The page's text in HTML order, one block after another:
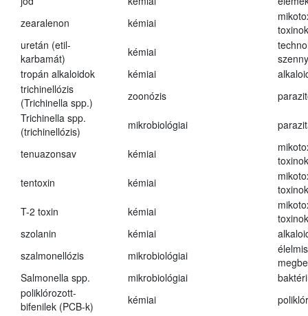
zearalenon
kémiai
toxinok
uretán (etil-
karbamát)
kémiai
tropán alkaloidok
kémiai
trichinellózis
(Trichinella spp.)
zoonózis
Trichinella spp.
(trichinellózis)
mikrobiológiai
tenuazonsav kémiai
toxinok
tentoxin
kémiai
toxinok
T-2 toxin
kémiai
toxinok
szolanin
kémiai
szalmonellózis
mikrobiológiai
Salmonella spp.
mikrobiológiai
poliklórozott-
bifenilek (PCB-k)
kémiai